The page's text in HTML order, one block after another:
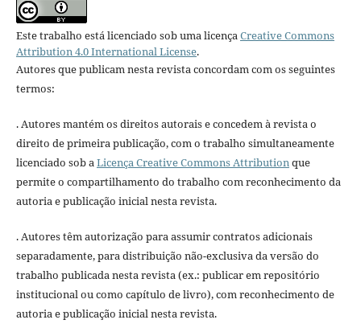
Este trabalho está licenciado sob uma licença Creative Commons
Attribution 4.0 International License.
Autores que publicam nesta revista concordam com os seguintes
termos:
. Autores mantém os direitos autorais e concedem à revista o
direito de primeira publicação, com o trabalho simultaneamente
licenciado sob a Licença Creative Commons Attribution que
permite o compartilhamento do trabalho com reconhecimento da
autoria e publicação inicial nesta revista.
. Autores têm autorização para assumir contratos adicionais
separadamente, para distribuição não-exclusiva da versão do
trabalho publicada nesta revista (ex.: publicar em repositório
institucional ou como capítulo de livro), com reconhecimento de
autoria e publicação inicial nesta revista.